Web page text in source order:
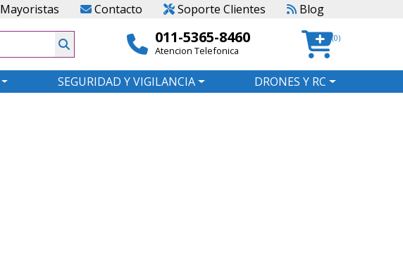
Mayoristas Contacto Soporte Clientes Blog
011-5365-8460
Atencion Telefonica
(0)
SEGURIDAD Y VIGILANCIA DRONES Y RC